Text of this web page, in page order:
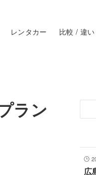
レンタカー 比較 / 違い
ラン
索
広